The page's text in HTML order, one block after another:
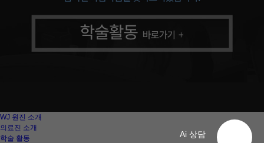
Ai 상담
WJ 원진 소개
의료진 소개
학술 활동